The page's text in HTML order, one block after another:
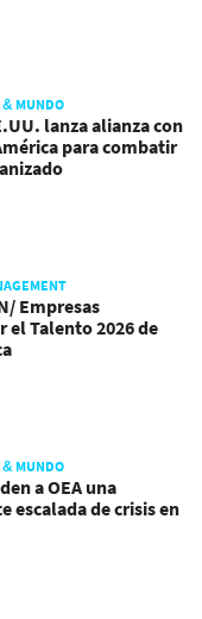
& MUNDO
lanza alianza con
para combatir
Empresas
el Talento 2026 de
& MUNDO
a OEA una
escalada de crisis en